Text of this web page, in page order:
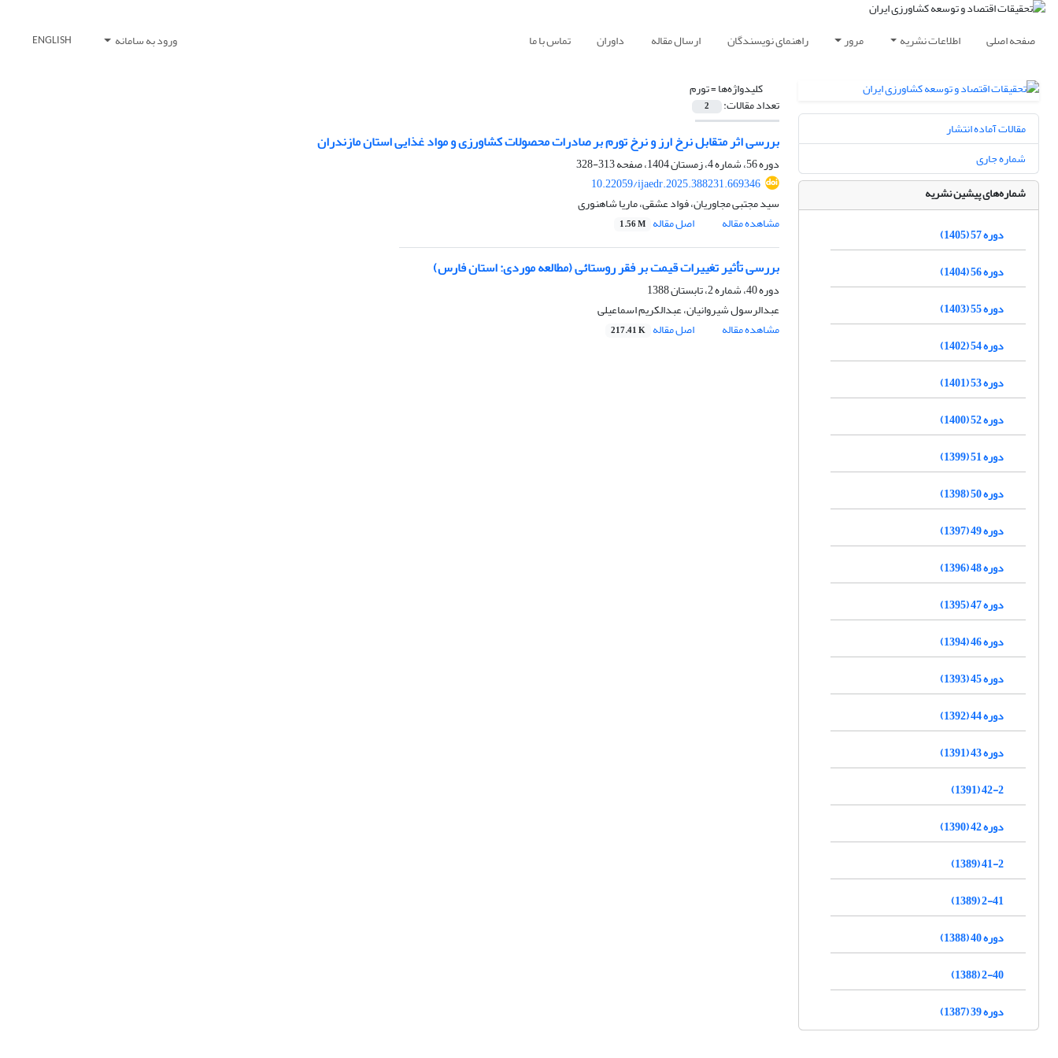
صفحه اصلی اطلاعات نشریه مرور راهنمای نویسندگان ارسال مقاله داوران تماس با ما ورود به سامانه ENGLISH
کلیدواژه‌ها =تورم
تعداد مقالات: 2
بررسی اثر متقابل نرخ ارز و نرخ تورم بر صادرات محصولات کشاورزی و مواد غذایی استان مازندران
دوره 56، شماره 4، زمستان 1404، صفحه
313-328
10.22059/ijaedr.2025.388231.669346
سید مجتبی مجاوریان، فواد عشقی، ماریا شاهنوری
مشاهده مقاله
اصل مقاله 1.56 M
بررسی تأثیر تغییرات قیمت بر فقر روستائی (مطالعه موردی: استان فارس)
دوره 40، شماره 2، تابستان 1388
عبدالرسول شیروانیان، عبدالکریم اسماعیلی
مشاهده مقاله
اصل مقاله 217.41 K
مقالات آماده انتشار
شماره جاری
شماره‌های پیشین نشریه
دوره 57 (1405)
دوره 56 (1404)
دوره 55 (1403)
دوره 54 (1402)
دوره 53 (1401)
دوره 52 (1400)
دوره 51 (1399)
دوره 50 (1398)
دوره 49 (1397)
دوره 48 (1396)
دوره 47 (1395)
دوره 46 (1394)
دوره 45 (1393)
دوره 44 (1392)
دوره 43 (1391)
42-2 (1391)
دوره 42 (1390)
41-2 (1389)
2-41 (1389)
دوره 40 (1388)
2-40 (1388)
دوره 39 (1387)